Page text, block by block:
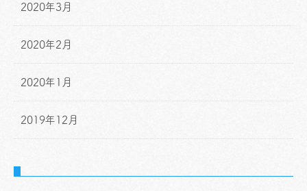
2020年3月
2020年2月
2020年1月
2019年12月